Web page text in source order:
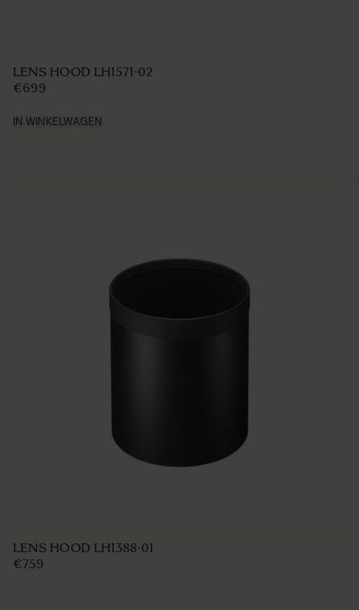
LENS HOOD LH1571-02
€699
IN WINKELWAGEN
LENS HOOD LH1388-01
€759